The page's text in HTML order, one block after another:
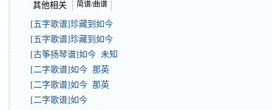
其他相关 简谱/曲谱
[五字歌谱]珍藏到如今
[五字歌谱]珍藏到如今
[古筝扬琴谱]如今 未知
[二字歌谱]如今 那英
[二字歌谱]如今 那英
[二字歌谱]如今